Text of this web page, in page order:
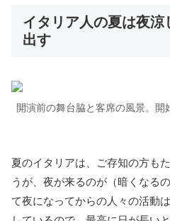
イタリア人の夏は夜涼
出す
開演前の舞台脇と客席の風景。
夏のイタリアは、ご存知の方も
うが、夜が来るのが（暗くなる
て夜になってからの人々の活動